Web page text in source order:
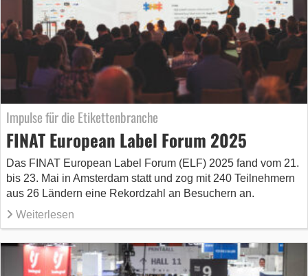
Impulse für die Etikettenbranche
FINAT European Label Forum 2025
Das FINAT European Label Forum (ELF) 2025 fand vom 21.
bis 23. Mai in Amsterdam statt und zog mit 240 Teilnehmern
aus 26 Ländern eine Rekordzahl an Besuchern an.
Weiterlesen